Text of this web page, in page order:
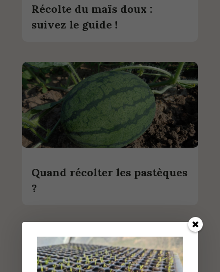
Récolte du maïs doux :
suivez le guide !
Quand récolter les pastèques
?